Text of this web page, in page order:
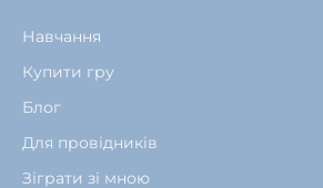
Навчання
Купити гру
Блог
Для провідників
Зіграти зі мною